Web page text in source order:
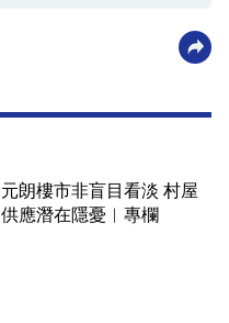
元朗樓市非盲目看淡 村屋
供應潛在隱憂︳專欄